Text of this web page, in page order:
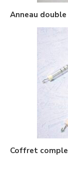
Anneau
Coffret